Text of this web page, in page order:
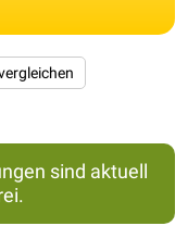
sind aktuell